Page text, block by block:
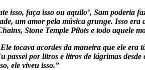
isso, faça isso ou aquilo’, Sam poderia
um amor pela música grunge. Isso era
Stone Temple Pilots e todo aquele
tocava acordes da maneira que ele era
por litros e litros de lágrimas desde
ele viveu isso.”